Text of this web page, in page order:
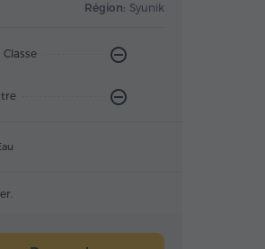
Région: Syunik
Classe